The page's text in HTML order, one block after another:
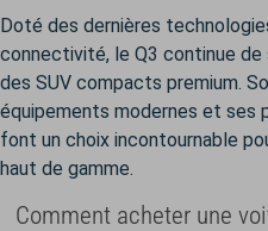
Doté des dernières
connectivité, le Q3 continue
des SUV compacts premium.
équipements modernes et ses
font un choix incontournable
haut de gamme.
Comment acheter une